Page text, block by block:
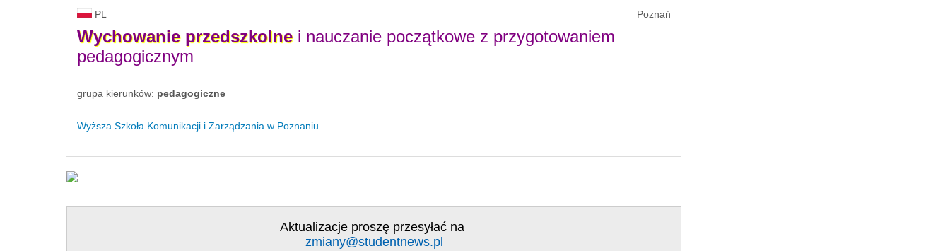
PL Poznań
Wychowanie przedszkolnei nauczanie początkowe z przygotowaniem
pedagogicznym
grupa kierunków: pedagogiczne
Wyższa Szkoła Komunikacji i Zarządzania w Poznaniu
Aktualizacje proszę przesyłać na
zmiany@studentnews.pl